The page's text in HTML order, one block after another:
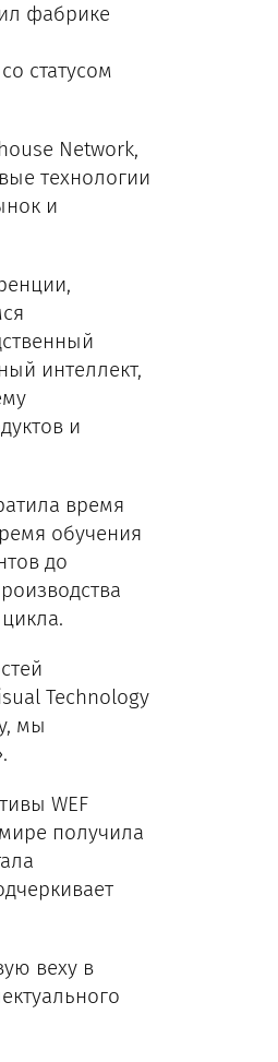
фабрике
статусом
Network,
технологии
и
интеллект,
и
время
обучения
до
Technology
мы
WEF
получила
веху в